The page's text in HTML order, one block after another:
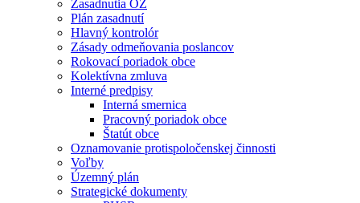
Zasadnutia OZ
Plán zasadnutí
Hlavný kontrolór
Zásady odmeňovania poslancov
Rokovací poriadok obce
Kolektívna zmluva
Interné predpisy
Interná smernica
Pracovný poriadok obce
Štatút obce
Oznamovanie protispoločenskej činnosti
Voľby
Územný plán
Strategické dokumenty